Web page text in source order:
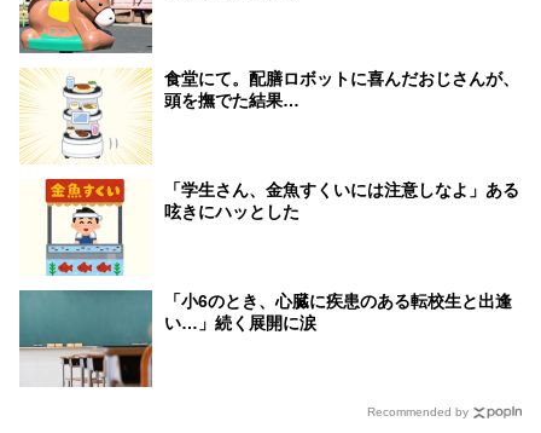
食堂にて。配膳ロボットに喜んだおじさんが、
頭を撫でた結果…
「学生さん、金魚すくいには注意しなよ」ある
呟きにハッとした
「小6のとき、心臓に疾患のある転校生と出逢
い…」続く展開に涙
Recommended by